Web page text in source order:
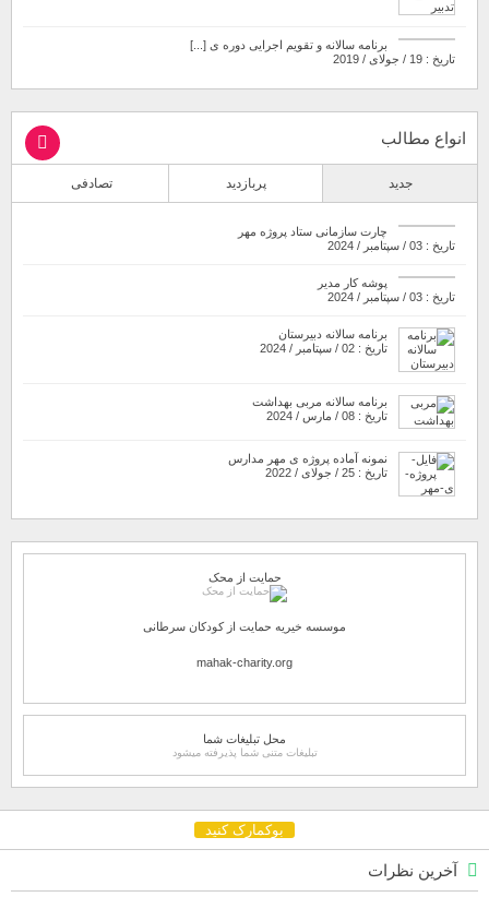
برنامه سالانه و تقویم اجرایی دوره ی [...]
تاریخ : 19 / جولای / 2019
انواع مطالب
جدید پربازدید تصادفی
چارت سازمانی ستاد پروژه مهر
تاریخ : 03 / سپتامبر / 2024
پوشه کار مدیر
تاریخ : 03 / سپتامبر / 2024
برنامه سالانه دبیرستان
تاریخ : 02 / سپتامبر / 2024
برنامه سالانه مربی بهداشت
تاریخ : 08 / مارس / 2024
نمونه آماده پروژه ی مهر مدارس
تاریخ : 25 / جولای / 2022
حمایت از محک
موسسه خیریه حمایت از کودکان سرطانی
mahak-charity.org
محل تبلیغات شما
تبلیغات متنی شما پذیرفته میشود
بوکمارک کنید
آخرین نظرات